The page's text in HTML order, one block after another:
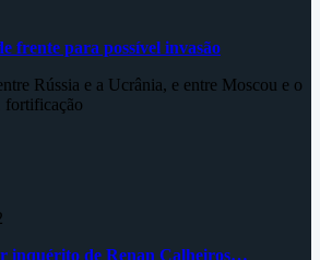
frente para possível invasão
Rússia e a Ucrânia, e entre Moscou e o
fortificação
inquérito de Renan Calheiros…